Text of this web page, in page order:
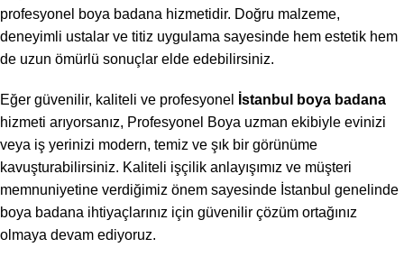
profesyonel boya badana hizmetidir. Doğru malzeme,
deneyimli ustalar ve titiz uygulama sayesinde hem estetik hem
de uzun ömürlü sonuçlar elde edebilirsiniz.
Eğer güvenilir, kaliteli ve profesyonel
İstanbul boya badana
hizmeti arıyorsanız, Profesyonel Boya uzman ekibiyle evinizi
veya iş yerinizi modern, temiz ve şık bir görünüme
kavuşturabilirsiniz. Kaliteli işçilik anlayışımız ve müşteri
memnuniyetine verdiğimiz önem sayesinde İstanbul genelinde
boya badana ihtiyaçlarınız için güvenilir çözüm ortağınız
olmaya devam ediyoruz.